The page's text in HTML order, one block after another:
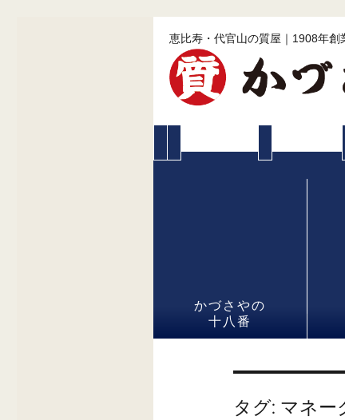
恵比寿・代官山の質屋｜1908年
かづさやの
十八番
タグ: マネー